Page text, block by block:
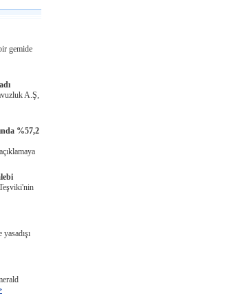
gemide
A.Ş,
%57,2